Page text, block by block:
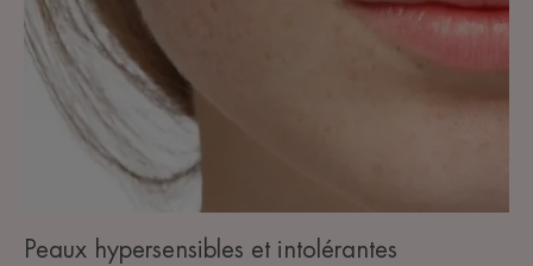
Peaux
hypersensibles
et
intolérantes
Peaux hypersensibles et intolérantes